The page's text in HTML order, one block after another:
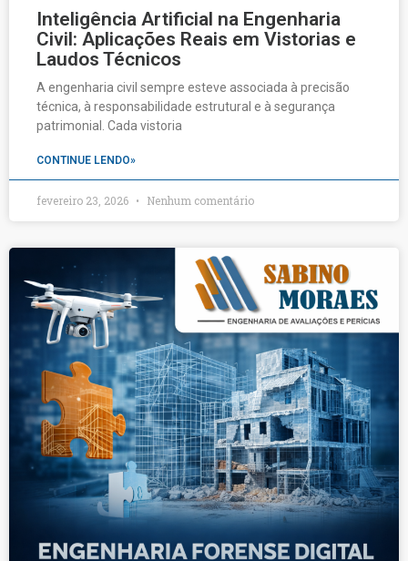
Inteligência Artificial na Engenharia
Civil: Aplicações Reais em Vistorias e
Laudos Técnicos
A engenharia civil sempre esteve associada à precisão
técnica, à responsabilidade estrutural e à segurança
patrimonial. Cada vistoria
CONTINUE LENDO»
fevereiro 23, 2026 Nenhum comentário